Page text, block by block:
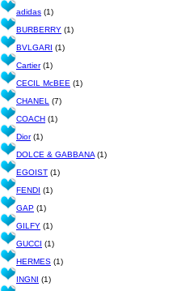
adidas (1)
BURBERRY (1)
BVLGARI (1)
Cartier(1)
CECIL McBEE (1)
CHANEL
(7)
COACH (1)
Dior(1)
DOLCE & GABBANA (1)
EGOIST (1)
FENDI (1)
GAP (1)
GILFY (1)
GUCCI (1)
HERMES (1)
INGNI (1)